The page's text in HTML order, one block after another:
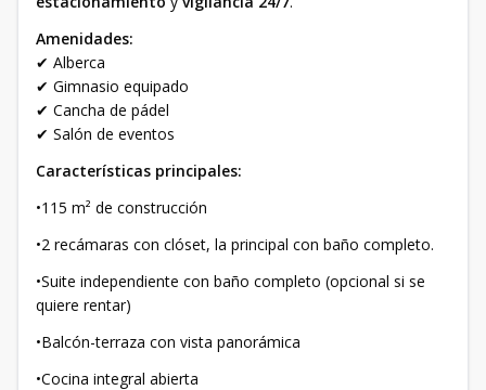
Amenidades:
✔ Alberca
✔ Gimnasio equipado
✔ Cancha de pádel
✔ Salón de eventos
Características principales:
•115 m² de construcción
•2 recámaras con clóset, la principal con baño completo.
•Suite independiente con baño completo (opcional si se
quiere rentar)
•Balcón-terraza con vista panorámica
•Cocina integral abierta